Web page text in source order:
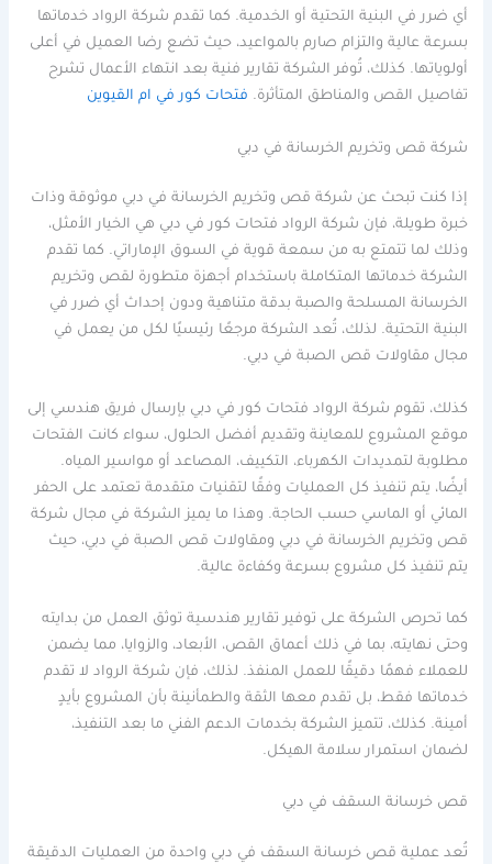
أي ضرر في البنية التحتية أو الخدمية. كما تقدم شركة الرواد خدماتها
بسرعة عالية والتزام صارم بالمواعيد، حيث تضع رضا العميل في أعلى
أولوياتها. كذلك، تُوفر الشركة تقارير فنية بعد انتهاء الأعمال تشرح
تفاصيل القص والمناطق المتأثرة. فتحات كور في ام القيوين
شركة قص وتخريم الخرسانة في دبي
إذا كنت تبحث عن شركة قص وتخريم الخرسانة في دبي موثوقة وذات
خبرة طويلة، فإن شركة الرواد فتحات كور في دبي هي الخيار الأمثل،
وذلك لما تتمتع به من سمعة قوية في السوق الإماراتي. كما تقدم
الشركة خدماتها المتكاملة باستخدام أجهزة متطورة لقص وتخريم
الخرسانة المسلحة والصبة بدقة متناهية ودون إحداث أي ضرر في
البنية التحتية. لذلك، تُعد الشركة مرجعًا رئيسيًا لكل من يعمل في
مجال مقاولات قص الصبة في دبي.
كذلك، تقوم شركة الرواد فتحات كور في دبي بإرسال فريق هندسي إلى
موقع المشروع للمعاينة وتقديم أفضل الحلول، سواء كانت الفتحات
مطلوبة لتمديدات الكهرباء، التكييف، المصاعد أو مواسير المياه.
أيضًا، يتم تنفيذ كل العمليات وفقًا لتقنيات متقدمة تعتمد على الحفر
المائي أو الماسي حسب الحاجة. وهذا ما يميز الشركة في مجال شركة
قص وتخريم الخرسانة في دبي ومقاولات قص الصبة في دبي، حيث
يتم تنفيذ كل مشروع بسرعة وكفاءة عالية.
كما تحرص الشركة على توفير تقارير هندسية توثق العمل من بدايته
وحتى نهايته، بما في ذلك أعماق القص، الأبعاد، والزوايا، مما يضمن
للعملاء فهمًا دقيقًا للعمل المنفذ. لذلك، فإن شركة الرواد لا تقدم
خدماتها فقط، بل تقدم معها الثقة والطمأنينة بأن المشروع بأيدٍ
أمينة. كذلك، تتميز الشركة بخدمات الدعم الفني ما بعد التنفيذ،
لضمان استمرار سلامة الهيكل.
قص خرسانة السقف في دبي
تُعد عملية قص خرسانة السقف في دبي واحدة من العمليات الدقيقة